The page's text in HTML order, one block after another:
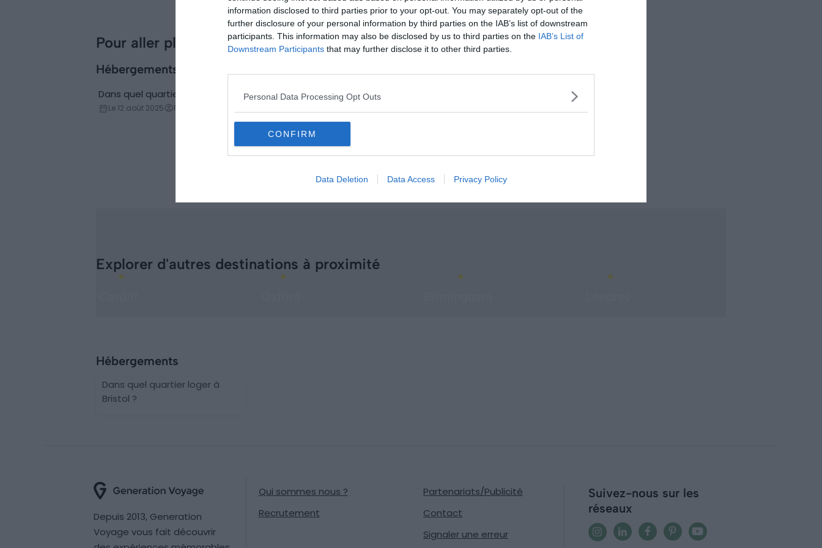
information disclosed to third parties prior to your opt-out. You may separately opt-out of the
further disclosure of your personal information by third parties on the IAB’s list of downstream
participants. This information may also be disclosed by us to third parties on the IAB’s List of
Downstream Participants that may further disclose it to other third parties.
Personal Data Processing Opt Outs
CONFIRM
Data Deletion Data Access Privacy Policy
faire
Pour aller plus loin
Hébergements
Conseils logement
Dans quel quartier loger à Bristol ?
Le 12 août 2025 Par Corentin Chaboud
Explorer d'autres destinations à proximité
Hébergements
Dans quel quartier loger à
Bristol ?
Depuis 2013, Generation
Voyage vous fait découvrir
Qui sommes nous ?
Recrutement
Partenariats/Publicité
Contact
Signaler une erreur
Suivez-nous sur les
réseaux